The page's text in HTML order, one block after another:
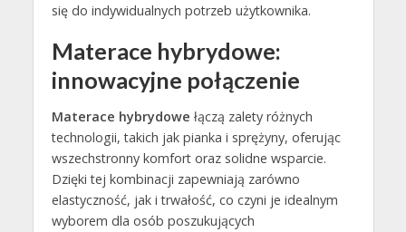
się do indywidualnych potrzeb użytkownika.
Materace hybrydowe:
innowacyjne połączenie
Materace hybrydowe łączą zalety różnych
technologii, takich jak pianka i sprężyny, oferując
wszechstronny komfort oraz solidne wsparcie.
Dzięki tej kombinacji zapewniają zarówno
elastyczność, jak i trwałość, co czyni je idealnym
wyborem dla osób poszukujących